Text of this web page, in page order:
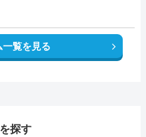
一覧を見る
探す